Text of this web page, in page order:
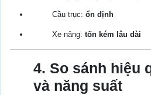
Cầu trục: ổn định
Xe nâng: tốn kém lâu dài
4. So sánh hiệu
và năng suất